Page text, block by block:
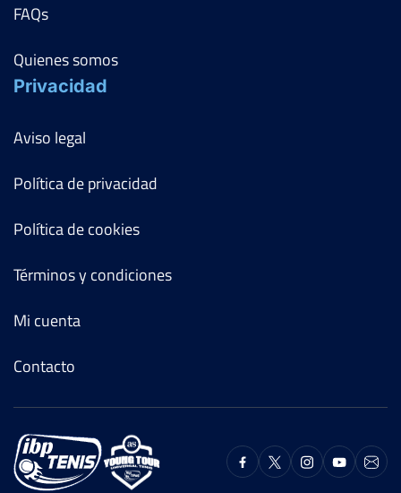
FAQs
Quienes somos
Privacidad
Aviso legal
Política de privacidad
Política de cookies
Términos y condiciones
Mi cuenta
Contacto